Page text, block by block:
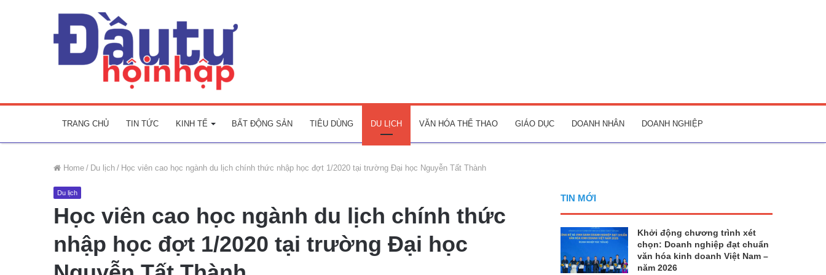
TRANG CHỦ TIN TỨC KINH TẾ BẤT ĐỘNG SẢN TIÊU DÙNG DU LỊCH VĂN HÓA THỂ THAO GIÁO DỤC DOANH NHÂN DOANH NGHIỆP
Home / Du lịch / Học viên cao học ngành du lịch chính thức nhập học đợt 1/2020 tại trường Đại học Nguyễn Tất Thành
Du lịch
Học viên cao học ngành du lịch chính thức
nhập học đợt 1/2020 tại trường Đại học
TIN MỚI
Khởi động chương trình xét
chọn: Doanh nghiệp đạt chuẩn
văn hóa kinh doanh Việt Nam –
năm 2026